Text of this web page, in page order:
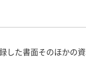
た書面そのほかの